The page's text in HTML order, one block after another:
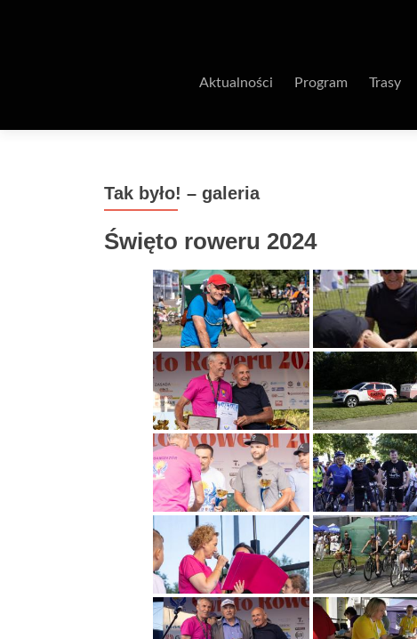
Aktualności Program Trasy
Tak było! – galeria
Święto roweru 2024